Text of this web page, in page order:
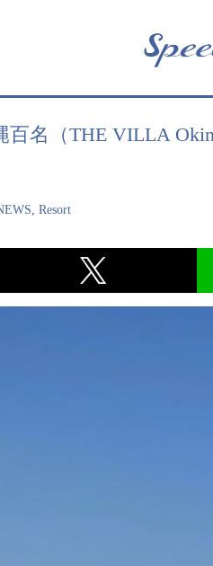
名（THE VILLA
,Resort